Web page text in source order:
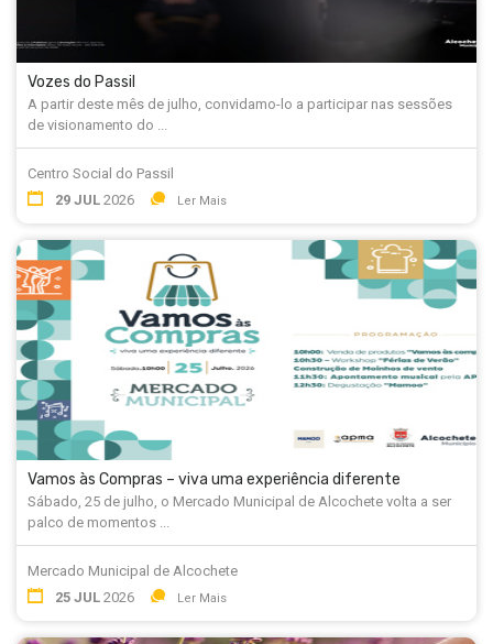
Vozes do Passil
A partir deste mês de julho, convidamo-lo a participar nas sessões
de visionamento do ...
Centro Social do Passil
29 JUL 2026 Ler Mais
Vamos às Compras – viva uma experiência diferente
Sábado, 25 de julho, o Mercado Municipal de Alcochete volta a ser
palco de momentos ...
Mercado Municipal de Alcochete
25 JUL 2026 Ler Mais